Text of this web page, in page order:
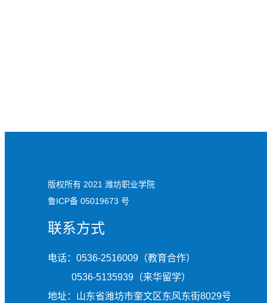
版权所有 2021 潍坊职业学院
鲁ICP备 05019673 号
联系方式
电话：0536-2516009（教育合作）
0536-5135939（来华留学）
地址：山东省潍坊市奎文区东风东街8029号